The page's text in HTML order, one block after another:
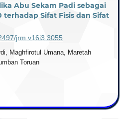
Abu Sekam Padi sebagai
terhadap Sifat Fisis dan Sifat
jrm.v16i3.3055
Maghfirotul Umana, Maretah
Toruan